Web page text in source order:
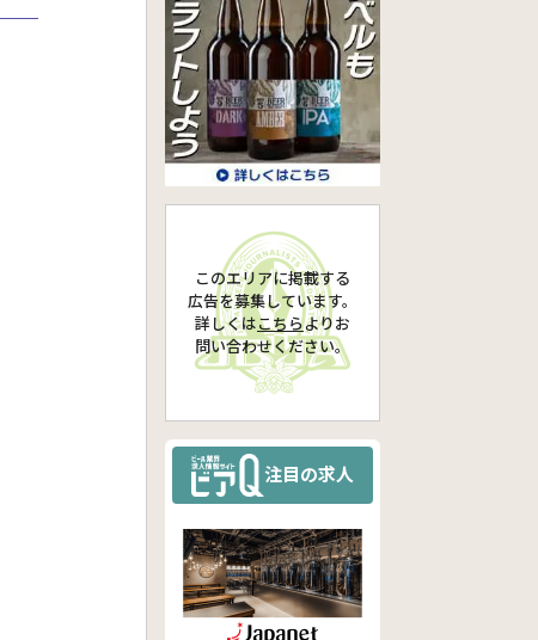
このエリアに掲載する
広告を募集しています。
詳しくは こちらより お
問い合わせください。
注目の求人